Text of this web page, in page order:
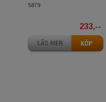
5879
233,--